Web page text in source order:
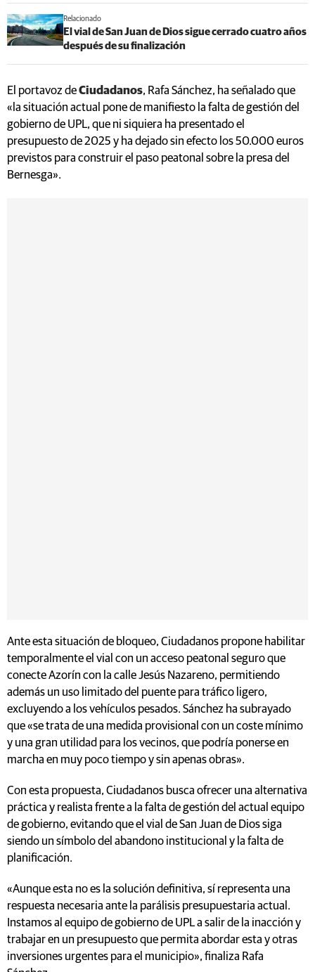
Relacionado
El vial de San Juan de Dios sigue cerrado cuatro años
después de su finalización
El portavoz deCiudadanos, Rafa Sánchez, ha señalado que
«la situación actual pone de manifiesto la falta de gestión del
gobierno de UPL, que ni siquiera ha presentado el
presupuesto de 2025 y ha dejado sin efecto los 50.000 euros
previstos para construir el paso peatonal sobre la presa del
Bernesga».
Ante esta situación de bloqueo, Ciudadanos propone habilitar
temporalmente el vial con un acceso peatonal seguro que
conecte Azorín con la calle Jesús Nazareno, permitiendo
además un uso limitado del puente para tráfico ligero,
excluyendo a los vehículos pesados. Sánchez ha subrayado
que «se trata de una medida provisional con un coste mínimo
y una gran utilidad para los vecinos, que podría ponerse en
marcha en muy poco tiempo y sin apenas obras».
Con esta propuesta, Ciudadanos busca ofrecer una alternativa
práctica y realista frente a la falta de gestión del actual equipo
de gobierno, evitando que el vial de San Juan de Dios siga
siendo un símbolo del abandono institucional y la falta de
planificación.
«Aunque esta no es la solución definitiva, sí representa una
respuesta necesaria ante la parálisis presupuestaria actual.
Instamos al equipo de gobierno de UPL a salir de la inacción y
trabajar en un presupuesto que permita abordar esta y otras
inversiones urgentes para el municipio», finaliza Rafa